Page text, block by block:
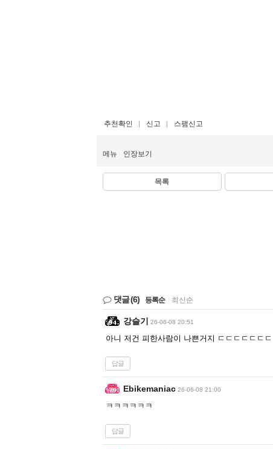
추천확인 신고 스팸신고
메뉴 인장보기
목록
댓글(6) 등록순 최신순
강슬기 26-06-08 20:51
아니 저건 피한사람이 나쁜거지 ㄷㄷㄷㄷㄷㄷㄷ
답글
Ebikemaniac 26-06-08 21:00
ㅋㅋㅋㅋㅋㅋ
답글